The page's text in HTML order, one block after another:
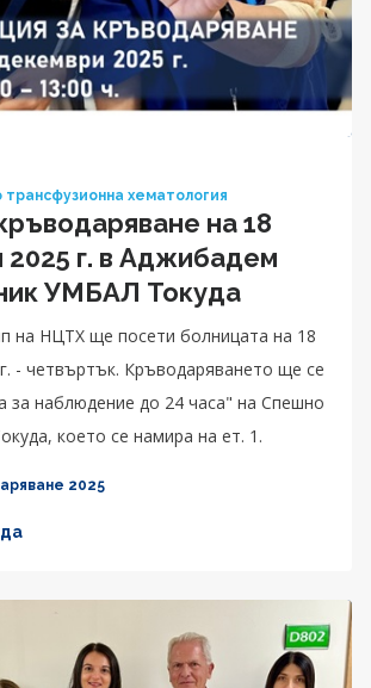
хематология
на 18
2025 г. в Аджибадем
УМБАЛ Токуда
на НЦТХ ще посети болницата на 18
- четвъртък. Кръводаряването ще се
за наблюдение до 24 часа" на Спешно
което се намира на ет. 1.
2025